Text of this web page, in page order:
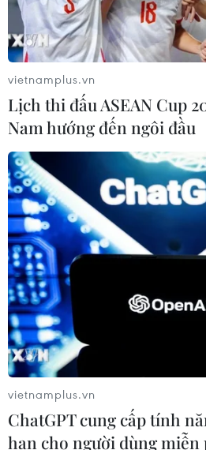
Giải bài toán nợ xấu,
cho hệ thống ngân hàng
04/11/2020 05:05
Đại biểu Quốc hội Hoàng Văn
gây ra tình trạng nợ xấu của
hưởng, tác động từ yếu tố khách
vietnamplus.vn
Lịch thi đấu ASEAN Cup
Nam hướng đến ngôi đầu
vietnamplus.vn
ChatGPT cung cấp tính
hạn cho người dùng miễn